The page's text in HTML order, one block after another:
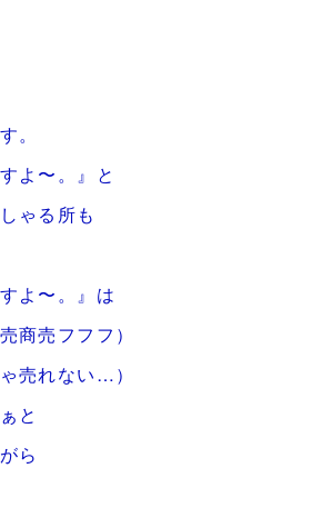
。
よ〜。』と
ゃる所も
よ〜。』は
商売フフフ）
売れない…）
と
ら